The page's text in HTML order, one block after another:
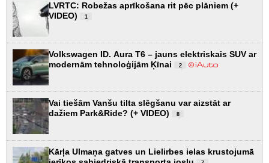
LVRTC: Robežas aprīkošana rit pēc plāniem (+
VIDEO)
1
Volkswagen ID. Aura T6 – jauns elektriskais SUV ar
modernām tehnoloģijām Ķīnai
2
Vai tiešām Vanšu tilta slēgšanu var aizstāt ar
dažiem Park&Ride? (+ VIDEO)
8
Kārļa Ulmaņa gatves un Lielirbes ielas krustojumā